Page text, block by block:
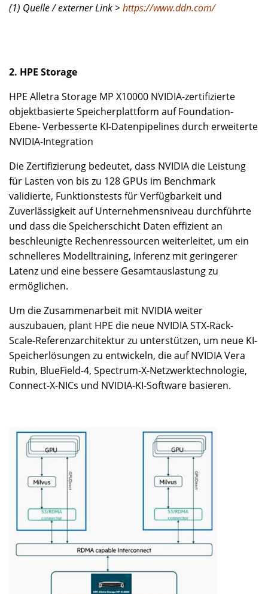
(1) Quelle / externer Link > https://www.ddn.com/
2. HPE Storage
HPE Alletra Storage MP X10000 NVIDIA-zertifizierte
objektbasierte Speicherplattform auf Foundation-
Ebene- Verbesserte KI-Datenpipelines durch erweiterte
NVIDIA-Integration
Die Zertifizierung bedeutet, dass NVIDIA die Leistung
für Lasten von bis zu 128 GPUs im Benchmark
validierte, Funktionstests für Verfügbarkeit und
Zuverlässigkeit auf Unternehmensniveau durchführte
und dass die Speicherschicht Daten effizient an
beschleunigte Rechenressourcen weiterleitet, um ein
schnelleres Modelltraining, Inferenz mit geringerer
Latenz und eine bessere Gesamtauslastung zu
ermöglichen.
Um die Zusammenarbeit mit NVIDIA weiter
auszubauen, plant HPE die neue NVIDIA STX-Rack-
Scale-Referenzarchitektur zu unterstützen, um neue KI-
Speicherlösungen zu entwickeln, die auf NVIDIA Vera
Rubin, BlueField-4, Spectrum-X-Netzwerktechnologie,
Connect-X-NICs und NVIDIA-KI-Software basieren.